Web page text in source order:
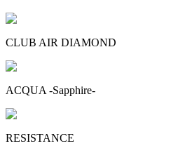
CLUB AIR DIAMOND
ACQUA -Sapphire-
RESISTANCE